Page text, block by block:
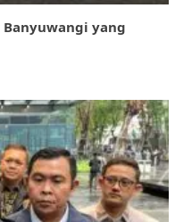
Banyuwangi yang